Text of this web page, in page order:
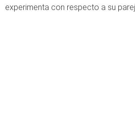
experimenta con respecto a su